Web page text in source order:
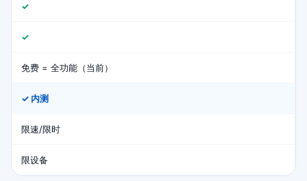
✓
✓
免费 = 全功能（当前）
✓ 内测
限速/限时
限设备